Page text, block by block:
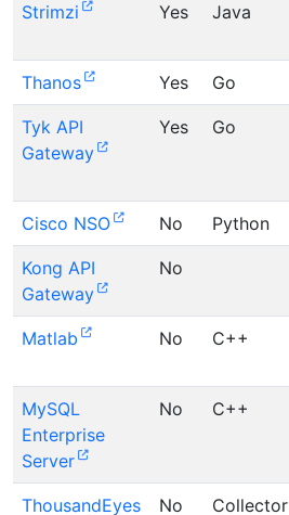
Strimzi Yes Java
Thanos Yes Go
Tyk API
Gateway
Yes Go
Cisco NSO No Python
Kong API
Gateway
No
Matlab No C++
MySQL
Enterprise
Server
No C++
ThousandEyes
No Collector